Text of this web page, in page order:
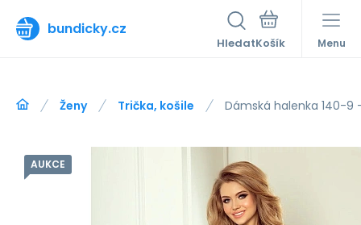
bundicky.cz
Hledat Menu
Ženy Trička, košile Dámská halenka 140-9
AUKCE